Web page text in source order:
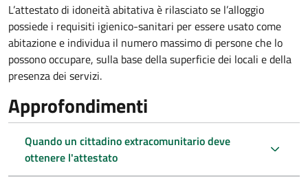
L’attestato di idoneità abitativa è rilasciato se l’alloggio
possiede i requisiti igienico-sanitari per essere usato come
abitazione e individua il numero massimo di persone che lo
possono occupare, sulla base della superficie dei locali e della
presenza dei servizi.
Approfondimenti
Quando un cittadino extracomunitario deve
ottenere l'attestato